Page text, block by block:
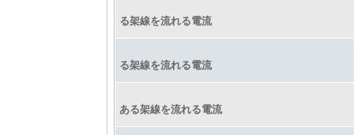
る架線を流れる電流
る架線を流れる電流
ある架線を流れる電流